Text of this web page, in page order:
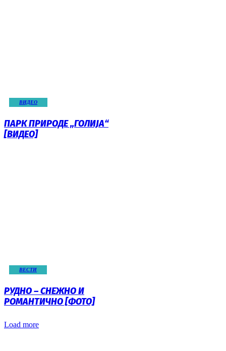
ВИДЕО
ПАРК ПРИРОДЕ „ГОЛИЈА“
[ВИДЕО]
ВЕСТИ
РУДНО – СНЕЖНО И
РОМАНТИЧНО [ФОТО]
Load more